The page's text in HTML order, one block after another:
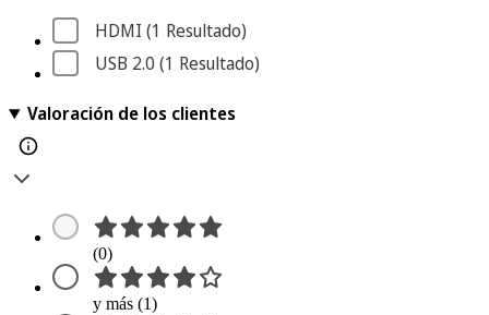
HDMI (1 Resultado)
USB 2.0 (1 Resultado)
Valoración de los clientes
(0)
y más (1)